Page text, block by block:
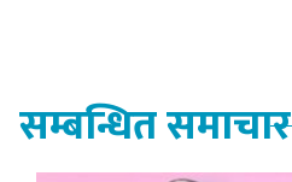
सम्बन्धित समाचार